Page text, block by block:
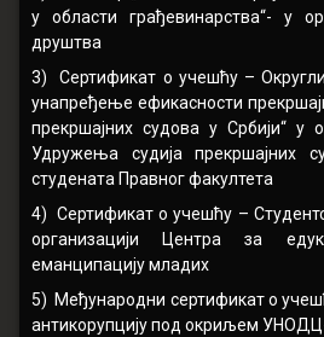
у области грађевинарства“- у
друштва
3) Сертификат о учешћу –
унапређење ефикасности
прекршајних судова у Србији“ у
Удружења судија прекршајних
студената Правног факултета
4) Сертификат о учешћу –
организацији Центра за
еманципацију младих
5) Међународни сертификат о
антикорупцију под окриљем